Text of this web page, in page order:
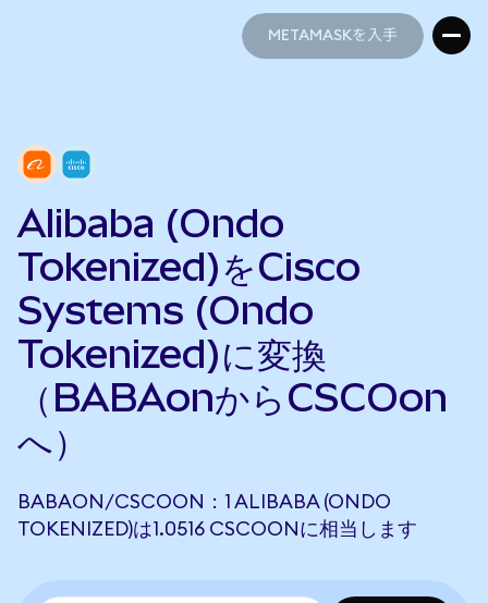
METAMASKを入手
Alibaba (Ondo
Tokenized)をCisco
Systems (Ondo
Tokenized)に変換
（BABAonからCSCOon
へ）
BABAON/CSCOON：1 ALIBABA (ONDO
TOKENIZED)は1.0516 CSCOONに相当します